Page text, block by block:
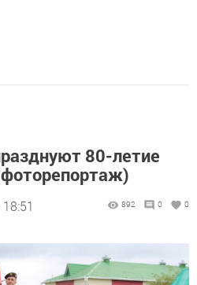
80-летие
892 0 0